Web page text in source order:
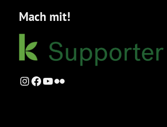
Mach mit!
Instagram
Facebook
YouTube
Flickr